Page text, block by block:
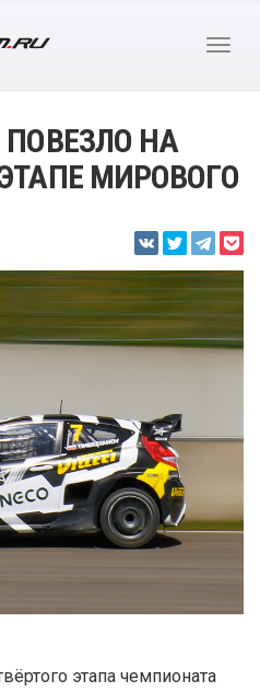
НА
МИРОВОГО
этапа чемпионата